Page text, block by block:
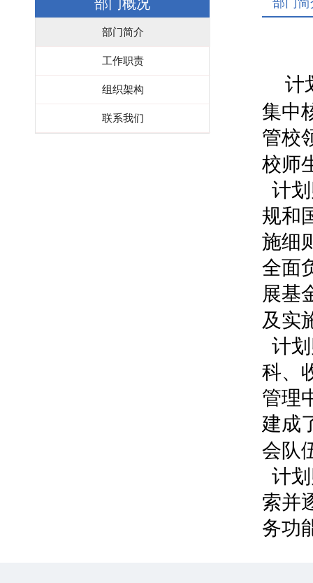
部门概况
部门简介
工作职责
组织架构
联系我们
部门简
计
集中
管校
校师
计
规和
施细
全面
展基
及实
计
科、
管理
建成
会队
计
索并
务功